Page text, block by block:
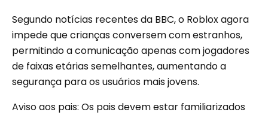
Segundo notícias recentes da BBC, o Roblox agora
impede que crianças conversem com estranhos,
permitindo a comunicação apenas com jogadores
de faixas etárias semelhantes, aumentando a
segurança para os usuários mais jovens.
Aviso aos pais: Os pais devem estar familiarizados